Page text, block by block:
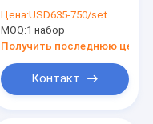
мобильный поручая
Цена:USD635-750/set
MOQ:1 набор
Получить последнюю цену
Контакт